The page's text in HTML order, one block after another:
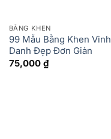
BẰNG KHEN
99 Mẫu Bằng Khen Vinh
Danh Đẹp Đơn Giản
75,000 ₫